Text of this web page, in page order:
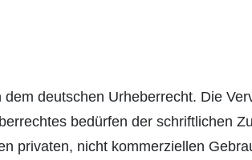
deutschen Urheberrecht. Die
bedürfen der schriftlichen
privaten, nicht kommerziellen